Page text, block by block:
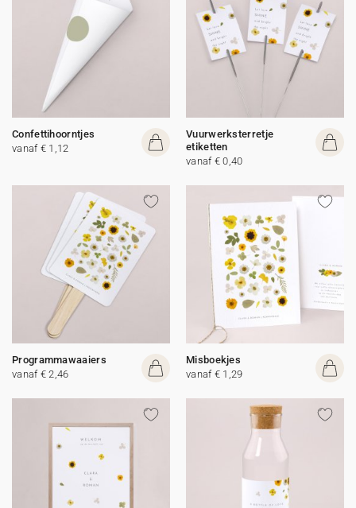
Confettihoorntjes
vanaf € 1,12
Vuurwerksterretje
etiketten
vanaf € 0,40
Programmawaaiers
vanaf € 2,46
Misboekjes
vanaf € 1,29